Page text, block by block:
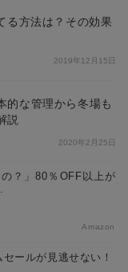
る方法は？その効果
2019年12月15日
的な管理から冬場も
説
2020年2月25日
？」80％OFF以上が
Amazon
ールが見逃せない！